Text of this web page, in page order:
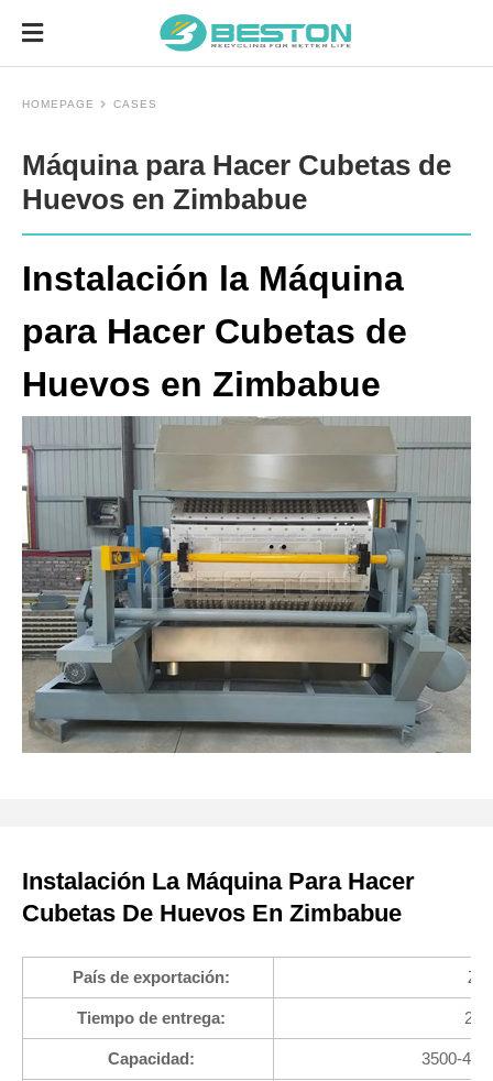
HOMEPAGE CASES
Máquina para Hacer Cubetas de
Huevos en Zimbabue
Instalación la Máquina
para Hacer Cubetas de
Huevos en Zimbabue
Instalación La Máquina Para Hacer
Cubetas De Huevos En Zimbabue
País de exportación:
Tiempo de entrega:
Capacidad: 3500-